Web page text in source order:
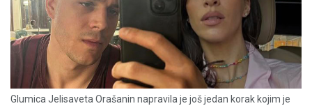
Glumica Jelisaveta Orašanin napravila je još jedan korak kojim je